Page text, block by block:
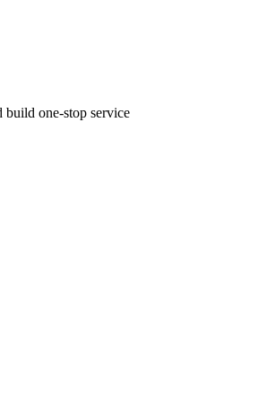
build one-stop service